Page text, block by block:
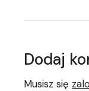
Dodaj
Musisz się